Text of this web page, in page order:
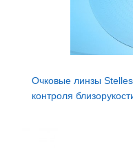
Очковые линзы
контроля